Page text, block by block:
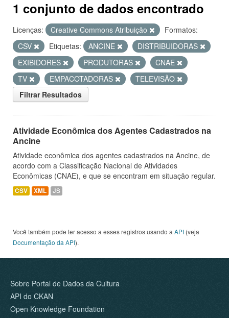
1 conjunto de dados encontrado
Licenças: Creative Commons Atribuição
Formatos:
CSV
Etiquetas: ANCINE
DISTRIBUIDORAS
EXIBIDORES
PRODUTORAS
CNAE
TV
EMPACOTADORAS
TELEVISÃO
Filtrar Resultados
Atividade Econômica dos Agentes Cadastrados na
Ancine
Atividade econômica dos agentes cadastrados na Ancine, de
acordo com a Classificação Nacional de Atividades
Econômicas (CNAE), e que se encontram em situação regular.
CSV XML JS
Você também pode ter acesso a esses registros usando a API (veja
Documentação da API).
Sobre Portal de Dados da Cultura
API do CKAN
Open Knowledge Foundation